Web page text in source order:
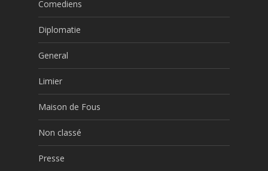
Comediens
Diplomatie
General
Limier
Maison de Fous
Non classé
Presse